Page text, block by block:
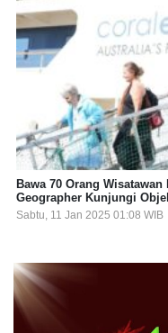
Bawa 70 Orang
Geographer Kunjungi
Sabtu, 11 Jan 2025 01:08 WIB